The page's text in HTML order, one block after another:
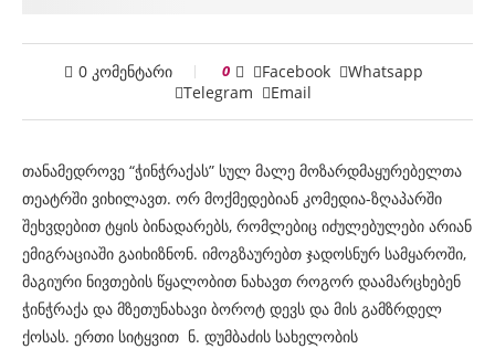
0 კომენტარი 0 Facebook
Whatsapp
Telegram
Email
თანამედროვე “ჭინჭრაქას” სულ მალე მოზარდმაყურებელთა
თეატრში ვიხილავთ. ორ მოქმედებიან კომედია-ზღაპარში
შეხვდებით ტყის ბინადარებს, რომლებიც იძულებულები არიან
ემიგრაციაში გაიხიზნონ. იმოგზაურებთ ჯადოსნურ სამყაროში,
მაგიური ნივთების წყალობით ნახავთ როგორ დაამარცხებენ
ჭინჭრაქა და მზეთუნახავი ბოროტ დევს და მის გამზრდელ
ქოსას. ერთი სიტყვით ნ. დუმბაძის სახელობის